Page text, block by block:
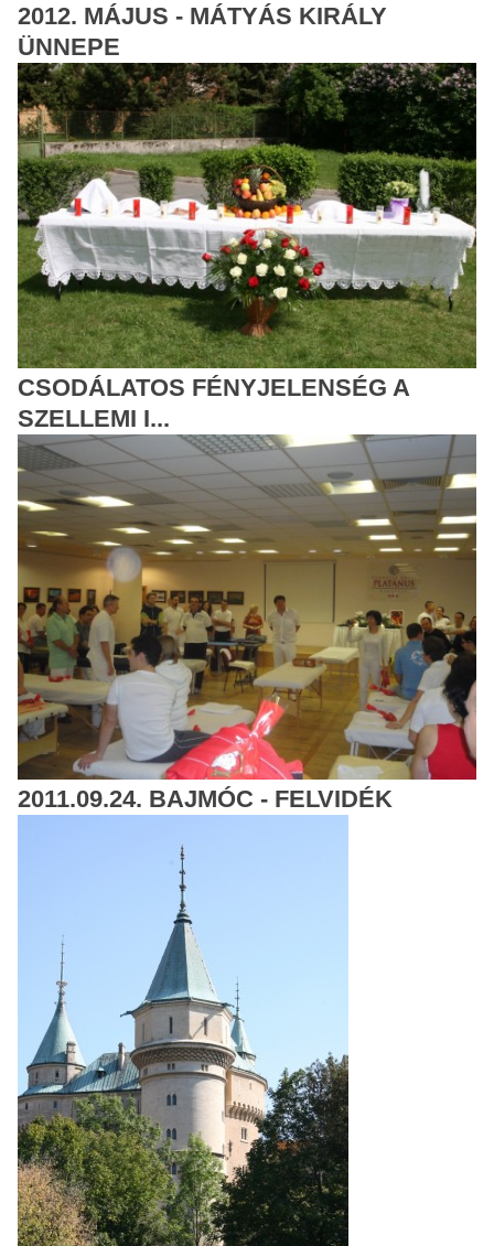
2012. MÁJUS - MÁTYÁS KIRÁLY
ÜNNEPE
CSODÁLATOS FÉNYJELENSÉG A
SZELLEMI I...
2011.09.24. BAJMÓC - FELVIDÉK